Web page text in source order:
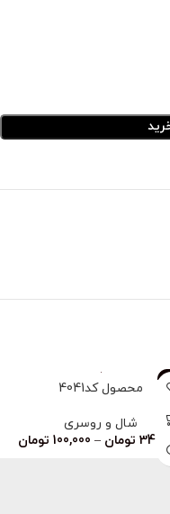
محصول کد4041
شال و روسری
تومان –
100,000 تومان